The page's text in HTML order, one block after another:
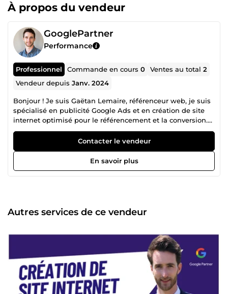
À propos du vendeur
GooglePartner
Performance
Professionnel Commande en cours0 Ventes au total2
Vendeur depuisJanv. 2024
Bonjour ! Je suis Gaëtan Lemaire, référenceur web, je suis
spécialisé en publicité Google Ads et en création de site
internet optimisé pour le référencement et la conversion.
🔍💸 Expert du numérique référencé Activateur France
Num 🇨🇵, j'apporte avec moi une riche expérience de plus
de 8 ans en entreprise et en agence web, où j'ai eu le
privilège de collaborer avec une centaine d'entreprises,
contribuant à leur succès et accumulant une expertise
commercialement. Mon expertise en référencement
payant (SEA) et naturel (SEO) assure que votre site
web. 📈 Ma créativité et mon sens du design me
permettent de vous proposer des contenus (vidéos, visuels
pour les réseaux sociaux, bannières publicitaires, etc..)
moderne et impactant. 🎨 🤝 Une collaboration basée sur la
personnalisation et la transparence : Ma philosophie est de
travailler main dans la main avec vous. Chaque projet
Contacter le vendeur
En savoir plus
Autres services de ce vendeur